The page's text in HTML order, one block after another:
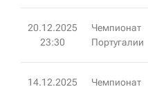
20.12.2025
23:30
Чемпионат
Португалии
14.12.2025
Чемпионат